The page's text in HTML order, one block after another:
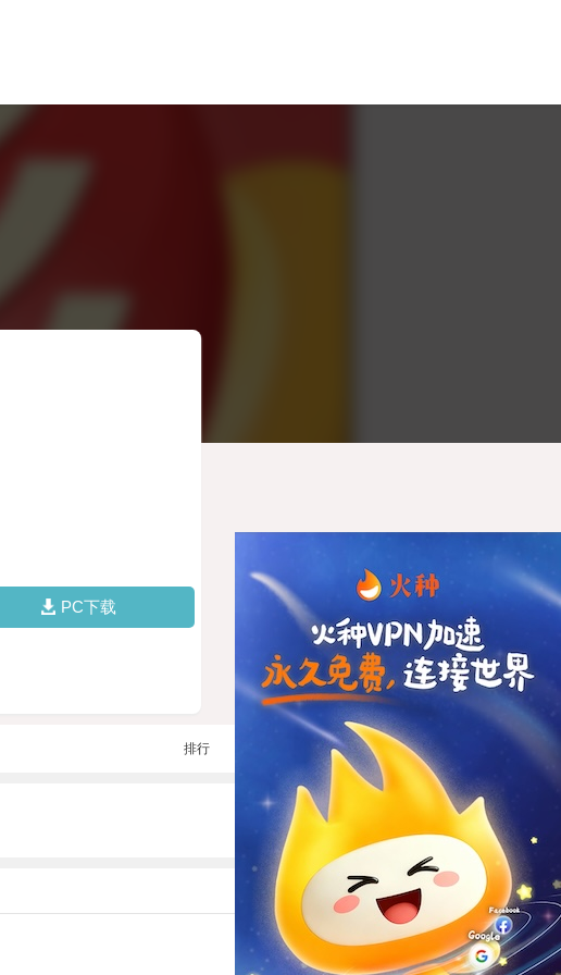
PC下载
排行